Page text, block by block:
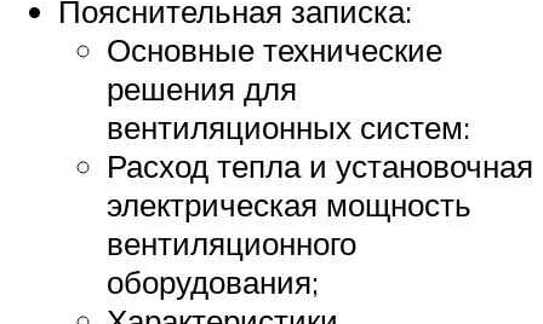
Пояснительная записка:
Основные технические
решения для
вентиляционных систем:
Расход тепла и установочная
электрическая мощность
вентиляционного
оборудования;